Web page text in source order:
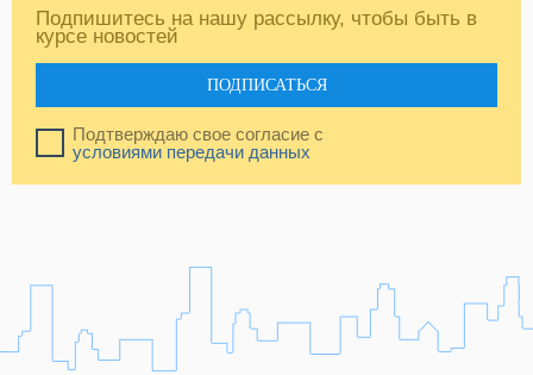
Подпишитесь на нашу рассылку, чтобы быть в
курсе новостей
ПОДПИСАТЬСЯ
Подтверждаю свое согласие с
условиями передачи данных